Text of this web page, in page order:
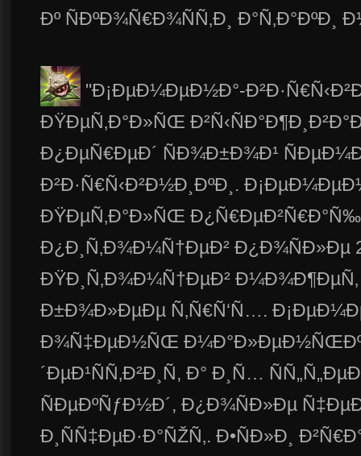
Ðº ÑÐºÐ¾Ñ€Ð¾ÑÑ‚Ð¸ Ð°Ñ‚Ð°ÐºÐ¸
"Ð¡ÐµÐ¼ÐµÐ½Ð°-
ÐŸÐµÑ‚Ð°Ð»ÑŒ
Ð¿ÐµÑ€ÐµÐ´ ÑÐ¾Ð±Ð¾Ð¹
Ð²Ð·Ñ€Ñ‹Ð²Ð½Ð¸ÐºÐ¸.
ÐŸÐµÑ‚Ð°Ð»ÑŒ
Ð¿Ð¸Ñ‚Ð¾Ð¼Ñ†ÐµÐ² Ð¿Ð¾ÑÐ»Ðµ
ÐŸÐ¸Ñ‚Ð¾Ð¼Ñ†ÐµÐ²
Ð±Ð¾Ð»ÐµÐµ Ñ‚Ñ€Ñ‘Ñ….
Ð¾Ñ‡ÐµÐ½ÑŒ
´ÐµÐ¹ÑÑ‚Ð²Ð¸Ñ, Ð° Ð¸Ñ…
ÑÐµÐºÑƒÐ½Ð´, Ð¿Ð¾ÑÐ»Ðµ
Ð¸ÑÑ‡ÐµÐ·Ð°ÑŽÑ‚. Ð•ÑÐ»Ð¸